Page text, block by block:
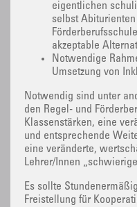
eigentlichen
selbst
akzeptable
Notwendige
Umsetzung von
Notwendig sind unter
den Regel- und
Klassenstärken, eine
und entsprechende
eine veränderte,
Lehrer/Innen
Es sollte
Freistellung für